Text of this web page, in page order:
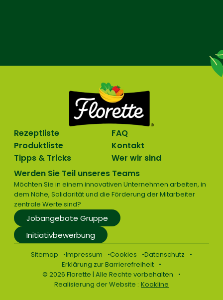
Rezeptliste
Produktliste
Tipps & Tricks
FAQ
Kontakt
Wer wir sind
Werden Sie Teil unseres Teams
Möchten Sie in einem innovativen Unternehmen arbeiten, in
dem Nähe, Solidarität und die Förderung der Mitarbeiter
zentrale Werte sind?
Jobangebote Gruppe
Initiativbewerbung
Sitemap Impressum Cookies
Datenschutz
Erklärung zur Barrierefreiheit
© 2026 Florette | Alle Rechte vorbehalten
Realisierung der Website : Kookline